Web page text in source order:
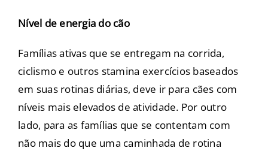
Nível de energia do cão
Famílias ativas que se entregam na corrida,
ciclismo e outros stamina exercícios baseados
em suas rotinas diárias, deve ir para cães com
níveis mais elevados de atividade. Por outro
lado, para as famílias que se contentam com
não mais do que uma caminhada de rotina